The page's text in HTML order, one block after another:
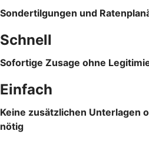
Sondertilgungen und
Schnell
Sofortige Zusage ohne
Einfach
Keine zusätzlichen Unterlagen
nötig